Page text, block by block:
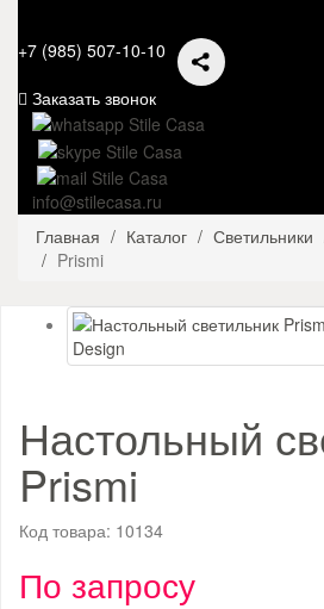
+7 (985) 507-10-10
Заказать звонок
info@stilecasa.ru
Главная
Каталог Светильники
Prismi
Настольный
Prismi
Код товара: 10134
По запросу